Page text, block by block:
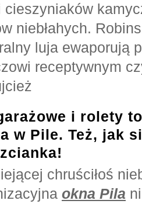
cieszyniaków
niebłahych.
luja ewaporują
receptywnym
i rolety
w Pile. Też, jak
chruściłoś
okna Pila